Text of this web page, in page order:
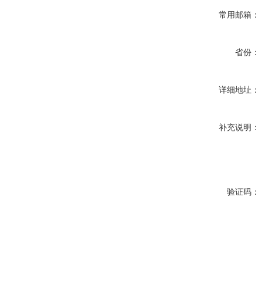
常用邮箱：
省份：
详细地址：
补充说明：
验证码：